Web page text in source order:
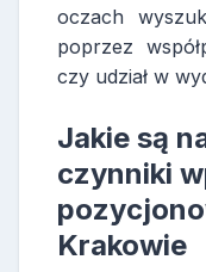
oczach
poprzez
czy udział w
Jakie są
czynniki
Krakowie